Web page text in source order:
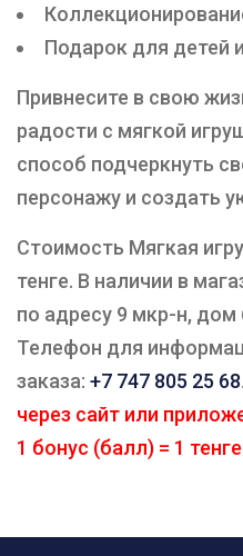
Подарок для детей
Привнесите в свою
радости с мягкой
способ подчеркнуть
персонажу и создать
Стоимость Мягкая
тенге. В наличии в
по адресу 9 мкр-н,
Телефон для
заказа: +7 747 805 25 68.
через сайт или
1 бонус (балл) = 1